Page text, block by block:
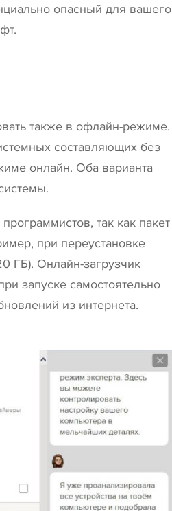
опасный для вашего
также в офлайн-режиме.
составляющих без
онлайн. Оба варианта
так как пакет
при переустановке
ГБ). Онлайн-загрузчик
запуске самостоятельно
из интернета.